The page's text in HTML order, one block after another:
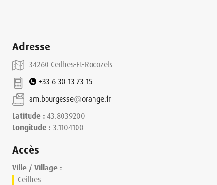
Adresse
34260 Ceilhes-Et-Rocozels
+33 6 30 13 73 15
am.bourgesse
orange.fr
Latitude : 43.8039200
Longitude : 3.1104100
Accès
Ville / Village :
Ceilhes